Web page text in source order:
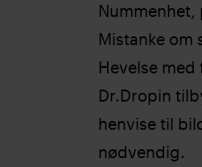
Mistanke om
Hevelse
Dr.Dropin
henvise til
nødvendig.